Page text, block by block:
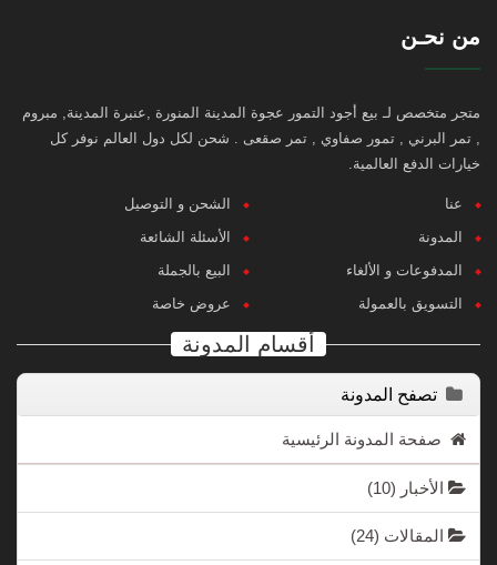
من نحـن
متجر متخصص لـ بيع أجود التمور عجوة المدينة المنورة ,عنبرة المدينة, مبروم
, تمر البرني , تمور صفاوي , تمر صقعى . شحن لكل دول العالم نوفر كل
خيارات الدفع العالمية.
عنا
الشحن و التوصيل
المدونة
الأسئلة الشائعة
المدفوعات و الألغاء
البيع بالجملة
التسويق بالعمولة
عروض خاصة
أقسام المدونة
تصفح المدونة
صفحة المدونة الرئيسية
الأخبار (10)
المقالات (24)